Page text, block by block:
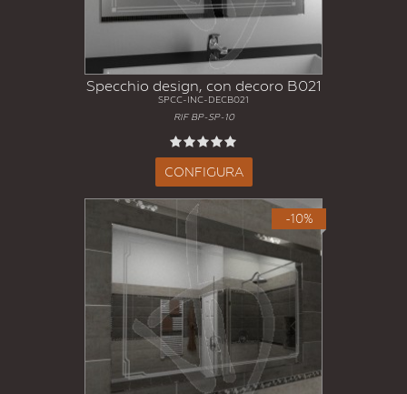
Specchio design, con decoro B021
SPCC-INC-DECB021
RIF BP-SP-10
CONFIGURA
-10%